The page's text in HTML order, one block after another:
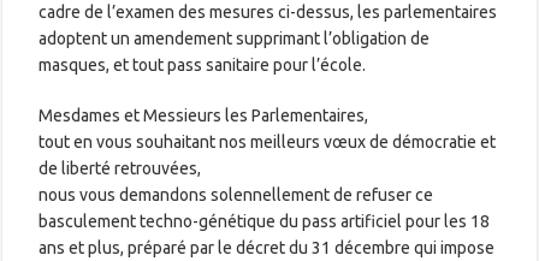
cadre de l’examen des mesures ci-dessus, les parlementaires
adoptent un amendement supprimant l’obligation de
masques, et tout pass sanitaire pour l’école.
Mesdames et Messieurs les Parlementaires,
tout en vous souhaitant nos meilleurs vœux de démocratie et
de liberté retrouvées,
nous vous demandons solennellement de refuser ce
basculement techno-génétique du pass artificiel pour les 18
ans et plus, préparé par le décret du 31 décembre qui impose